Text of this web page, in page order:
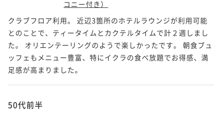
コニー付き）
クラブフロア利用。 近辺3箇所のホテルラウンジが利用可能
とのことで、ティータイムとカクテルタイムで計２週しまし
た。 オリエンテーリングのようで楽しかったです。 朝食ブュ
ッフェもメニュー豊富、特にイクラの食べ放題でお得感、満
足感が高まりました。
50代前半